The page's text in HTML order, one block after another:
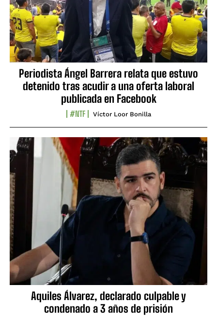
Periodista Ángel Barrera relata que estuvo
detenido tras acudir a una oferta laboral
publicada en Facebook
#NTF Víctor Loor Bonilla
Aquiles Álvarez, declarado culpable y
condenado a 3 años de prisión